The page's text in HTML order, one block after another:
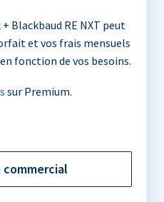
Blackbaud RE NXT peut
et vos frais mensuels
fonction de vos besoins.
sur Premium.
commercial